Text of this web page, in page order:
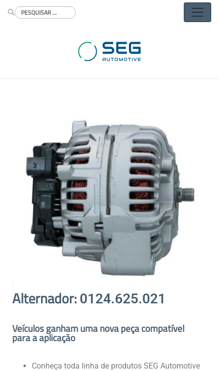
Buscar
Alternador: 0124.625.021
Veículos ganham uma nova peça compatível
para a aplicação
Conheça toda linha de produtos SEG Automotive